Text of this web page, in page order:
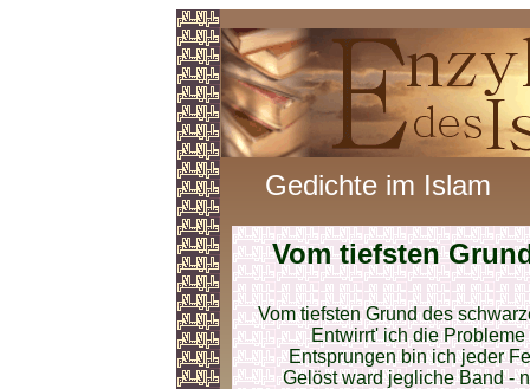
Gedichte im Islam
Vom tiefsten
Vom tiefsten Grund des
Entwirrt' ich die
Entsprungen bin ich jeder
Gelöst ward jegliche Band -